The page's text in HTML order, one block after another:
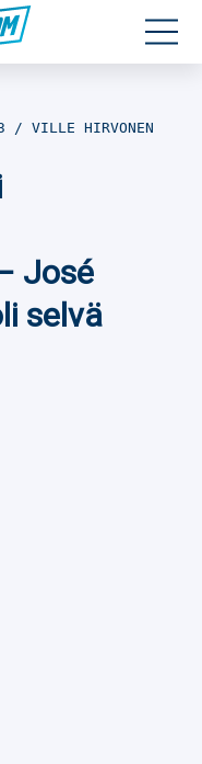
VILLE HIRVONEN
José
selvä